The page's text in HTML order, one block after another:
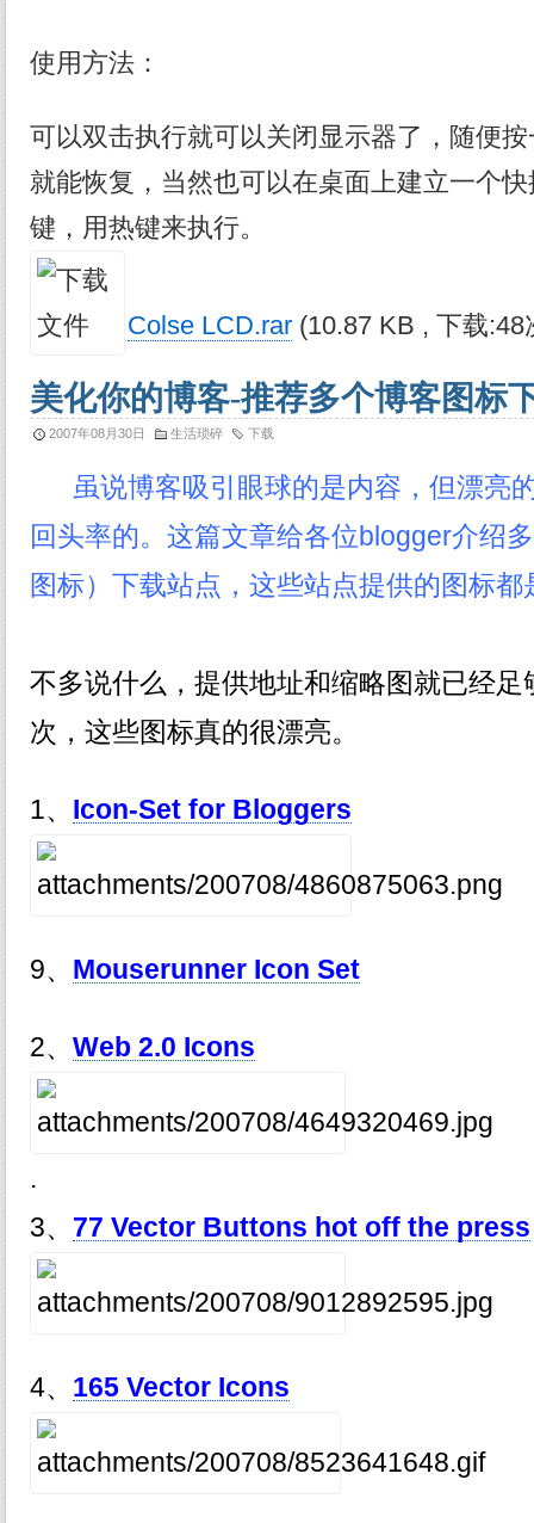
使用方法：
可以双击执行就可以关闭显示器了，随便
就能恢复，当然也可以在桌面上建立一个
键，用热键来执行。
Colse LCD.rar (10.87 KB , 下载:48
美化你的博客-推荐多个博客图标
2007年08月30日 生活琐碎 下载
虽说博客吸引眼球的是内容，但漂亮
回头率的。这篇文章给各位blogger介绍
图标）下载站点，这些站点提供的图标
不多说什么，提供地址和缩略图就已经足
次，这些图标真的很漂亮。
1、 Icon-Set for Bloggers
9、 Mouserunner Icon Set
2、 Web 2.0 Icons
.
3、 77 Vector Buttons hot off the press
4、 165 Vector Icons